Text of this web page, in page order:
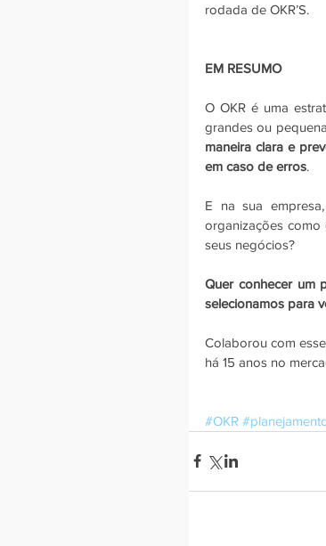
rodada de OKR’S.
EM RESUMO
O OKR é uma
grandes ou
maneira clara e
em caso de erros.
E na sua
organizações
seus negócios?
Quer conhecer um
selecionamos para
Colaborou com
há 15 anos no
#OKR